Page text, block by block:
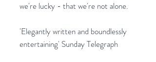
we're lucky - that we're not alone.
'Elegantly written and boundlessly
entertaining' Sunday Telegraph